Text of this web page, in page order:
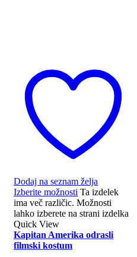
Dodaj na seznam želja
Izberite možnosti Ta izdelek
ima več različic. Možnosti
lahko izberete na strani izdelka
Quick View
Kapitan Amerika odrasli
filmski kostum